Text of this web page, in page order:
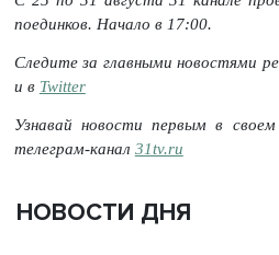
поединков. Начало в 17:00.
Следите за главными новостями
и в Twitter
Узнавай новости первым в
телеграм-канал 31tv.ru
НОВОСТИ ДНЯ